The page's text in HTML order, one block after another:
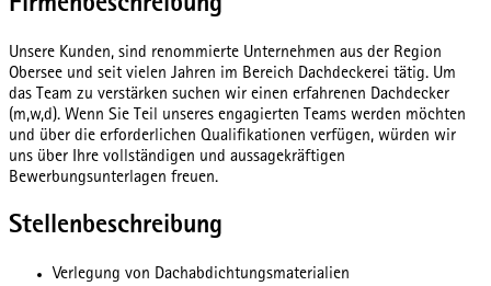
Firmenbeschreibung
Unsere Kunden, sind renommierte Unternehmen aus der Region
Obersee und seit vielen Jahren im Bereich Dachdeckerei tätig. Um
das Team zu verstärken suchen wir einen erfahrenen Dachdecker
(m,w,d). Wenn Sie Teil unseres engagierten Teams werden möchten
und über die erforderlichen Qualifikationen verfügen, würden wir
uns über Ihre vollständigen und aussagekräftigen
Bewerbungsunterlagen freuen.
Stellenbeschreibung
Verlegung von Dachabdichtungsmaterialien